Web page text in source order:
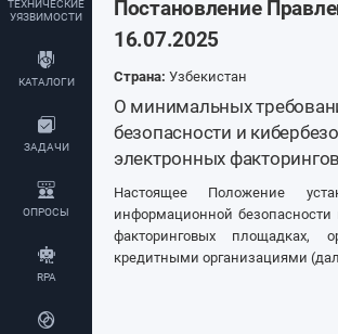
ТЕХНИЧЕСКИЕ
УЯЗВИМОСТИ
КАТАЛОГИ
ЗАДАЧИ
ОПРОСЫ
RPA
Постановление
16.07.2025
Страна: Узбекистан
О минимальных
безопасности и
электронных
Настоящее Положение
информационной
факторинговых площадках,
кредитными организациями